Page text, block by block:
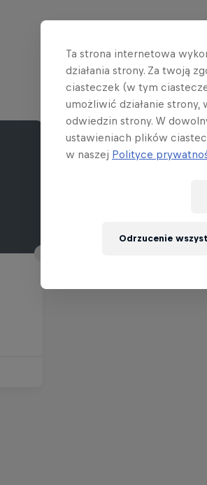
Ta strona internetowa
działania strony. Za twoją
ciasteczek (w tym
umożliwić działanie
odwiedzin strony. W
ustawieniach plików
w naszej Polityce
Odrzucenie